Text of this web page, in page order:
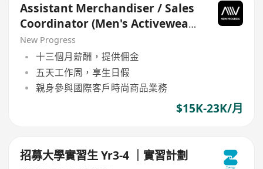
Assistant Merchandiser / Sales
Coordinator (Men's Activewear -
International)
New Progress
十三個月薪酬，提供佣金
五天工作周，享生日假
親身參與國際客戶時尚商品業務
$15K-23K/月
招募大學實習生 Yr3-4 ｜實習計劃